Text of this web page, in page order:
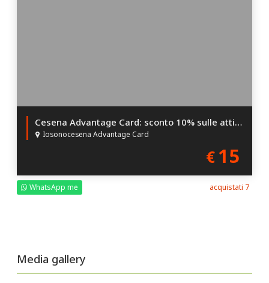
Cesena Advantage Card: sconto 10% sulle attività Convenzionate
Iosonocesena Advantage Card
€15
WhatsApp me acquistati 7
Media gallery